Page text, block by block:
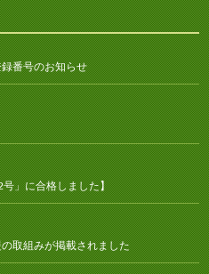
番号のお知らせ
」に合格しました】
取組みが掲載されました